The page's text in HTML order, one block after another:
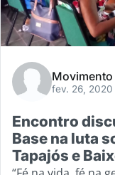
fev. 26, 2020
Encontro
Base na luta
Tapajós e